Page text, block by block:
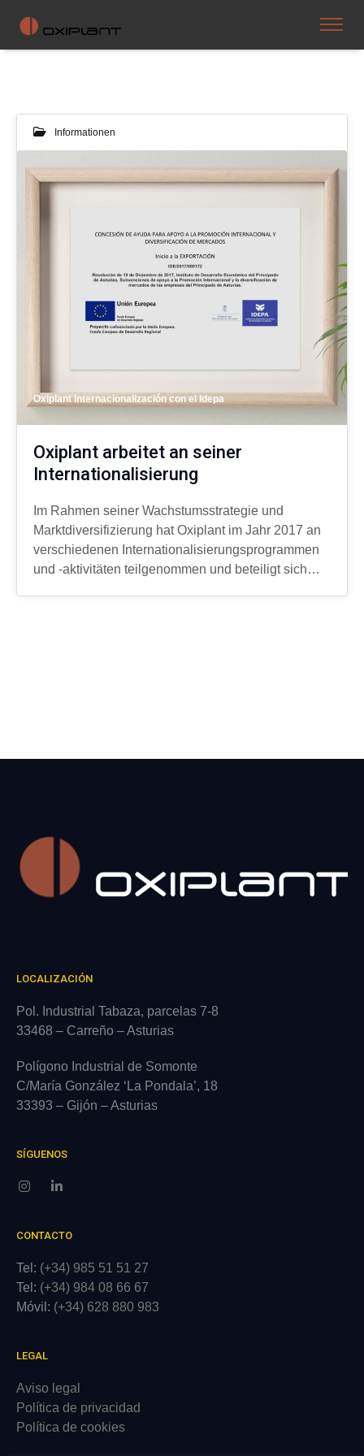
Informationen
Oxiplant Internacionalización con el Idepa
Oxiplant arbeitet an seiner
Internationalisierung
Im Rahmen seiner Wachstumsstrategie und
Marktdiversifizierung hat Oxiplant im Jahr 2017 an
verschiedenen Internationalisierungsprogrammen
und -aktivitäten teilgenommen und beteiligt sich…
LOCALIZACIÓN
Pol. Industrial Tabaza, parcelas 7-8
33468 – Carreño – Asturias
Polígono Industrial de Somonte
C/María González ‘La Pondala’, 18
33393 – Gijón – Asturias
SÍGUENOS
CONTACTO
Tel: (+34) 985 51 51 27
Tel: (+34) 984 08 66 67
Móvil: (+34) 628 880 983
LEGAL
Aviso legal
Política de privacidad
Política de cookies